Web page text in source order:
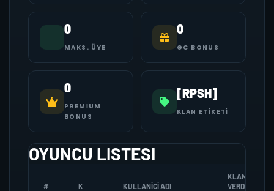
0
MAKS. ÜYE
0
GC BONUS
0
PREMIUM
BONUS
[RPSH]
KLAN ETIKETI
OYUNCU LISTESI
# K KULLANICI ADI
KLANA
VERDIGI